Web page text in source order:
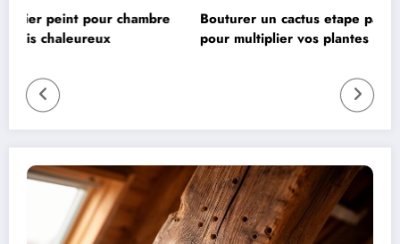
Bouturer un cactus etape par etape : technique simple
pour multiplier vos plantes grasses